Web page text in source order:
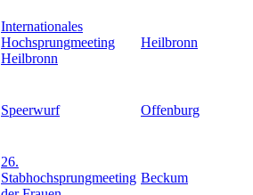
Internationales
Hochsprungmeeting
Heilbronn
Heilbronn
Speerwurf Offenburg
26.
Stabhochsprungmeeting Beckum